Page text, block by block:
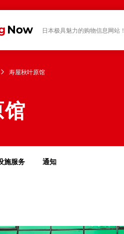
日本极具魅力的购物信息网站！
寿屋秋叶原馆
施服务 通知